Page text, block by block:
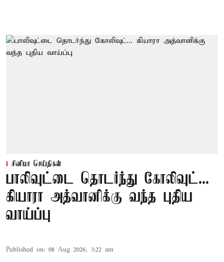
சினிமா செய்திகள்
பாலிவுட்டை தொடர்ந்து கோலிவுட்...
கியாரா அத்வானிக்கு வந்த புதிய
வாய்ப்பு
Published on: 08 Aug 2026, 3:22 am